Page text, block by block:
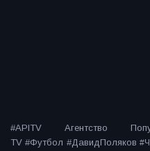
#APITV Агентство
TV #Футбол #ДавидПоляков